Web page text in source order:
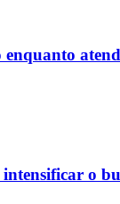
enquanto
intensificar o